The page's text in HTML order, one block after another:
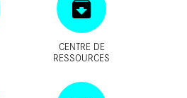
CENTRE DE
RESSOURCES